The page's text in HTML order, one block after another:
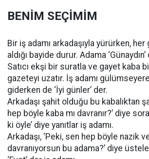
BENİM SEÇİMİM
Bir iş adamı arkadaşıyla yürürken,
aldığı bayide durur. Adama
Satıcı ekşi bir suratla ve gayet kaba
gazeteyi uzatır. İş adamı
giderken de ‘İyi günler’ der.
Arkadaşı şahit olduğu bu kabalıktan
hep böyle kaba mı davranır?’ diye
ki öyle’ diye yanıtlar iş adamı.
Arkadaşı, ‘Peki, sen hep böyle nazik
davranıyorsun bu adama?’ diye